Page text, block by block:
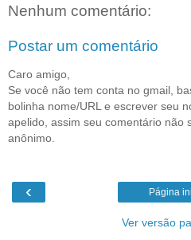
Nenhum comentário:
Postar um comentário
Caro amigo,
Se você não tem conta no gmail,
bolinha nome/URL e escrever seu
apelido, assim seu comentário não
anônimo.
‹ Página
Ver versão